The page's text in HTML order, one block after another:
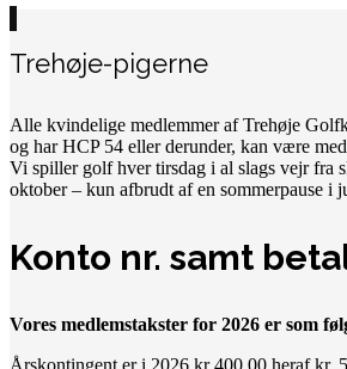
Trehøje-pigerne
Alle kvindelige medlemmer af Trehøje
og har HCP 54 eller derunder, kan være
Vi spiller golf hver tirsdag i al slags vejr fra
oktober – kun afbrudt af en sommerpause i
Konto nr. samt
Vores medlemstakster for 2026 er som
Årskontingent er i 2026 kr 400,00 heraf kr.